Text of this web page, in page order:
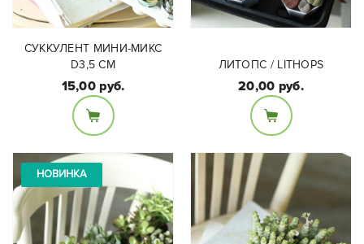
Размеры:
Диаметр горшка 3,5 см
СУККУЛЕНТ МИНИ-МИКС
D3,5 СМ
15,00 руб.
Размеры:
высота около 8см
ЛИТОПС / LITHOPS
20,00 руб.
НОВИНКА